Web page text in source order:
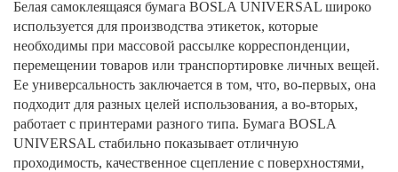
Белая самоклеящаяся бумага BOSLA UNIVERSAL широко
используется для производства этикеток, которые
необходимы при массовой рассылке корреспонденции,
перемещении товаров или транспортировке личных вещей.
Ее универсальность заключается в том, что, во-первых, она
подходит для разных целей использования, а во-вторых,
работает с принтерами разного типа. Бумага BOSLA
UNIVERSAL стабильно показывает отличную
проходимость, качественное сцепление с поверхностями,